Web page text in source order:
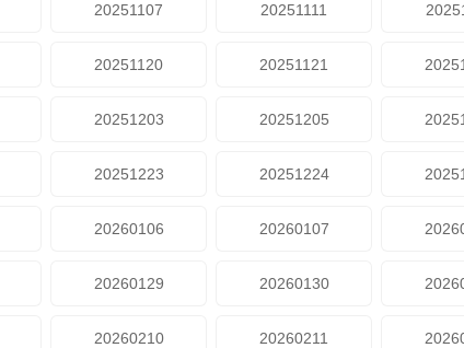
20251107 20251111
20251120 20251121
20251203 20251205
20251223 20251224
20260106 20260107
20260129 20260130
20260210 20260211